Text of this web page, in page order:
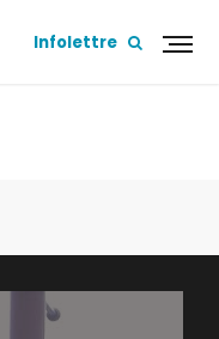
Infolettre